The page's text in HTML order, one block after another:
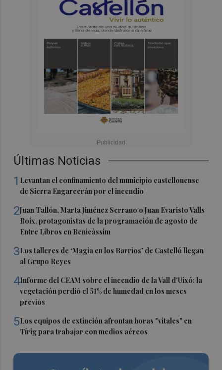
Últimas Noticias
1 Levantan el confinamiento del municipio castellonense
de Sierra Engarcerán por el incendio
2Juan Tallón, Marta Jiménez Serrano o Juan Evaristo Valls
Boix, protagonistas de la programación de agosto de
Entre Libros en Benicàssim
3Los talleres de ‘Magia en los Barrios’ de Castelló llegan
al Grupo Reyes
4Informe del CEAM sobre el incendio de la Vall d'Uixó: la
vegetación perdió el 51% de humedad en los meses
previos
5Los equipos de extinción afrontan horas "vitales" en
Tírig para trabajar con medios aéreos